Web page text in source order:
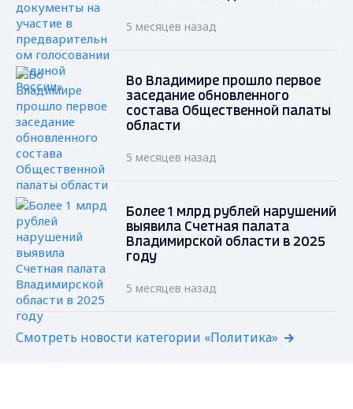
5 месяцев назад
Во Владимире прошло первое
заседание обновленного
состава Общественной палаты
области
5 месяцев назад
Более 1 млрд рублей нарушений
выявила Счетная палата
Владимирской области в 2025
году
5 месяцев назад
Смотреть новости категории «Политика»